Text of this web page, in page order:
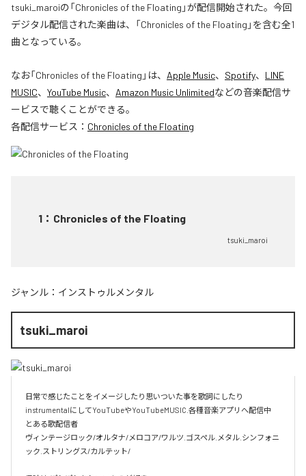
tsuki_maroiの「Chronicles of the Floating」が配信開始された。今回
デジタル配信された楽曲は、「Chronicles of the Floating」を含む全1
曲となっている。
なお「Chronicles of the Floating 」は、 Apple Music、 Spotify、 LINE
MUSIC、 YouTube Music、 Amazon Music Unlimitedなどの音楽配信サ
ービスで聴くことができる。
各配信サービス： Chronicles of the Floating
1 ： Chronicles of the Floating
tsuki_maroi
ジャンル： インストゥルメンタル
tsuki_maroi
日常で感じたことをイメージしたり思いついた事を歌詞にしたり
instrumentalにしてYouTubeやYouTubeMUSIC.各種音楽アプリへ配信中
とある歌配信者
ヴィンテージロック/オルタナ/メロコア/ワルツ.ゴスペル.メタル.シンフォニ
ック.ストリングス/カルテット/